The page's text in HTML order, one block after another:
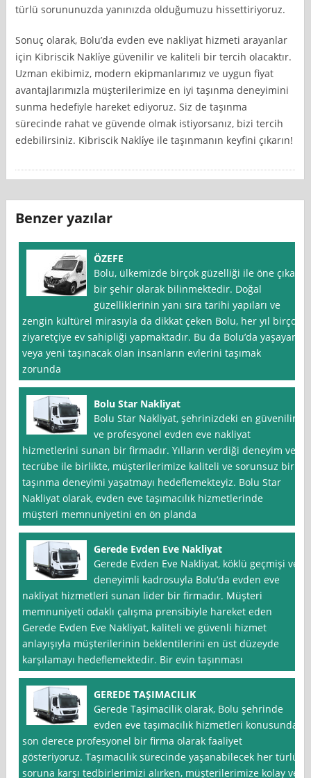
türlü sorununuzda yanınızda olduğumuzu hissettiriyoruz.
Sonuç olarak, Bolu’da evden eve nakliyat hizmeti arayanlar
için Kibriscik Nakli̇ye güvenilir ve kaliteli bir tercih olacaktır.
Uzman ekibimiz, modern ekipmanlarımız ve uygun fiyat
avantajlarımızla müşterilerimize en iyi taşınma deneyimini
sunma hedefiyle hareket ediyoruz. Siz de taşınma
sürecinde rahat ve güvende olmak istiyorsanız, bizi tercih
edebilirsiniz. Kibriscik Nakli̇ye ile taşınmanın keyfini çıkarın!
Benzer yazılar
ÖZEFE
Bolu, ülkemizde birçok güzelliği ile öne çıkan
bir şehir olarak bilinmektedir. Doğal
güzelliklerinin yanı sıra tarihi yapıları ve
zengin kültürel mirasıyla da dikkat çeken Bolu, her yıl birçok
ziyaretçiye ev sahipliği yapmaktadır. Bu da Bolu’da yaşayan
veya yeni taşınacak olan insanların evlerini taşımak
zorunda
Bolu Star Nakliyat
Bolu Star Nakliyat, şehrinizdeki en güvenilir
ve profesyonel evden eve nakliyat
hizmetlerini sunan bir firmadır. Yılların verdiği deneyim ve
tecrübe ile birlikte, müşterilerimize kaliteli ve sorunsuz bir
taşınma deneyimi yaşatmayı hedeflemekteyiz. Bolu Star
Nakliyat olarak, evden eve taşımacılık hizmetlerinde
müşteri memnuniyetini en ön planda
Gerede Evden Eve Nakliyat
Gerede Evden Eve Nakliyat, köklü geçmişi ve
deneyimli kadrosuyla Bolu‘da evden eve
nakliyat hizmetleri sunan lider bir firmadır. Müşteri
memnuniyeti odaklı çalışma prensibiyle hareket eden
Gerede Evden Eve Nakliyat, kaliteli ve güvenli hizmet
anlayışıyla müşterilerinin beklentilerini en üst düzeyde
karşılamayı hedeflemektedir. Bir evin taşınması
GEREDE TAŞIMACILIK
Gerede Taşimacilik olarak, Bolu şehrinde
evden eve taşımacılık hizmetleri konusunda
son derece profesyonel bir firma olarak faaliyet
gösteriyoruz. Taşımacılık sürecinde yaşanabilecek her türlü
soruna karşı tedbirlerimizi alırken, müşterilerimize kolay ve